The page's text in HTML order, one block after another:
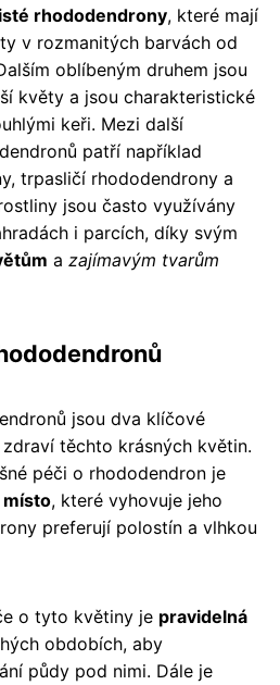
rhododendrony, které mají
v rozmanitých barvách od
oblíbeným druhem jsou
květy a jsou charakteristické
keři. Mezi další
patří například
trpasličí rhododendrony a
jsou často využívány
i parcích, díky svým
a zajímavým tvarům
jsou dva klíčové
těchto krásných květin.
péči o rhododendron je
, které vyhovuje jeho
preferují polostín a vlhkou
o tyto květiny je pravidelná
obdobích, aby
půdy pod nimi. Dále je